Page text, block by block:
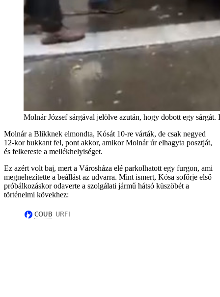
Molnár József sárgával jelölve azután, hogy dobott egy
Molnár a Blikknek elmondta, Kósát 10-re várták, de csak negyed
12-kor bukkant fel, pont akkor, amikor Molnár úr elhagyta posztját,
és felkereste a mellékhelyiséget.
Ez azért volt baj, mert a Városháza elé parkolhatott egy furgon, ami
megnehezítette a beállást az udvarra. Mint ismert, Kósa sofőrje első
próbálkozáskor odaverte a szolgálati jármű hátsó küszöbét a
történelmi kövekhez: